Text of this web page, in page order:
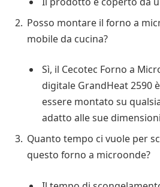
Posso montare il forno a
mobile da cucina?
Sì, il Cecotec Forno a
digitale GrandHeat 2590
essere montato su
adatto alle sue
Quanto tempo ci vuole per
questo forno a microonde?